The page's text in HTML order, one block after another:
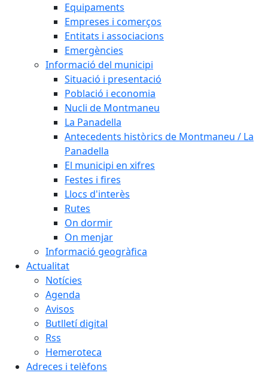
Equipaments
Empreses i comerços
Entitats i associacions
Emergències
Informació del municipi
Situació i presentació
Població i economia
Nucli de Montmaneu
La Panadella
Antecedents històrics de Montmaneu / La
Panadella
El municipi en xifres
Festes i fires
Llocs d'interès
Rutes
On dormir
On menjar
Informació geogràfica
Actualitat
Notícies
Agenda
Avisos
Butlletí digital
Rss
Hemeroteca
Adreces i telèfons